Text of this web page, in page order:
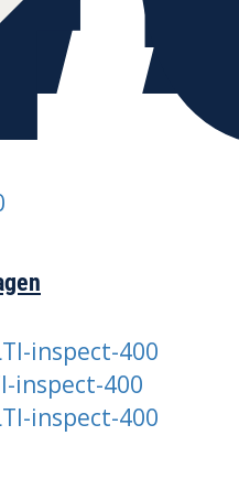
inspect-400
inspect-400
inspect-400